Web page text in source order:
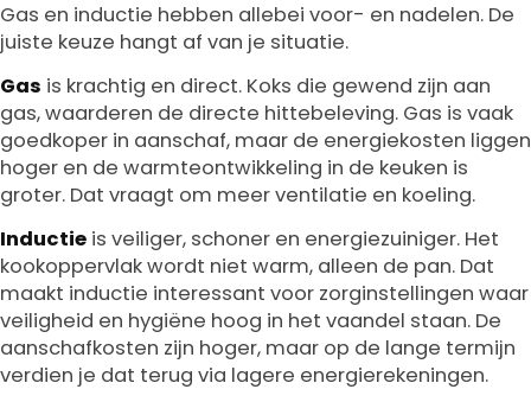
Gas en inductie hebben allebei voor- en nadelen. De
juiste keuze hangt af van je situatie.
Gas is krachtig en direct. Koks die gewend zijn aan
gas, waarderen de directe hittebeleving. Gas is vaak
goedkoper in aanschaf, maar de energiekosten liggen
hoger en de warmteontwikkeling in de keuken is
groter. Dat vraagt om meer ventilatie en koeling.
Inductie is veiliger, schoner en energiezuiniger. Het
kookoppervlak wordt niet warm, alleen de pan. Dat
maakt inductie interessant voor zorginstellingen waar
veiligheid en hygiëne hoog in het vaandel staan. De
aanschafkosten zijn hoger, maar op de lange termijn
verdien je dat terug via lagere energierekeningen.